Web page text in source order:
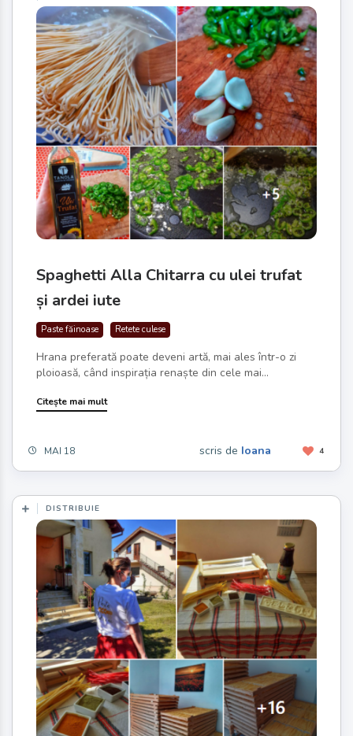
Spaghetti Alla Chitarra cu ulei trufat
și ardei iute
Paste făinoase Retete culese
Hrana preferată poate deveni artă, mai ales într-o zi
ploioasă, când inspirația renaște din cele mai...
Citește mai mult
MAI 18 4
scris de Ioana
DISTRIBUIE